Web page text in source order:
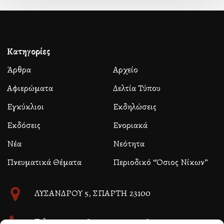
Κατηγορίες
Άρθρα
Αρχείο
Αφιερώματα
Δελτία Τύπου
Εγκύκλιοι
Εκδηλώσεις
Εκδόσεις
Ενοριακά
Νέα
Νεότητα
Πνευματικά Θέματα
Περιοδικό “Όσιος Νίκων”
ΛΥΣΑΝΔΡΟΥ 5, ΣΠΑΡΤΗ 23100